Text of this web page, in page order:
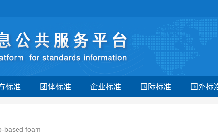
标准 团体标准 企业标准 国际标准 国外标
based foam